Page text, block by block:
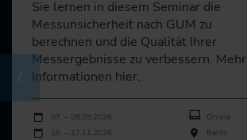
Sie lernen in diesem Seminar die
Messunsicherheit nach GUM zu
berechnen und die Qualität Ihrer
Messergebnisse zu verbessern. Mehr
Informationen hier.
Durchführungen
Veranstaltungsdatum
07. – 08.09.2026
Online
16. – 17.11.2026
Berlin